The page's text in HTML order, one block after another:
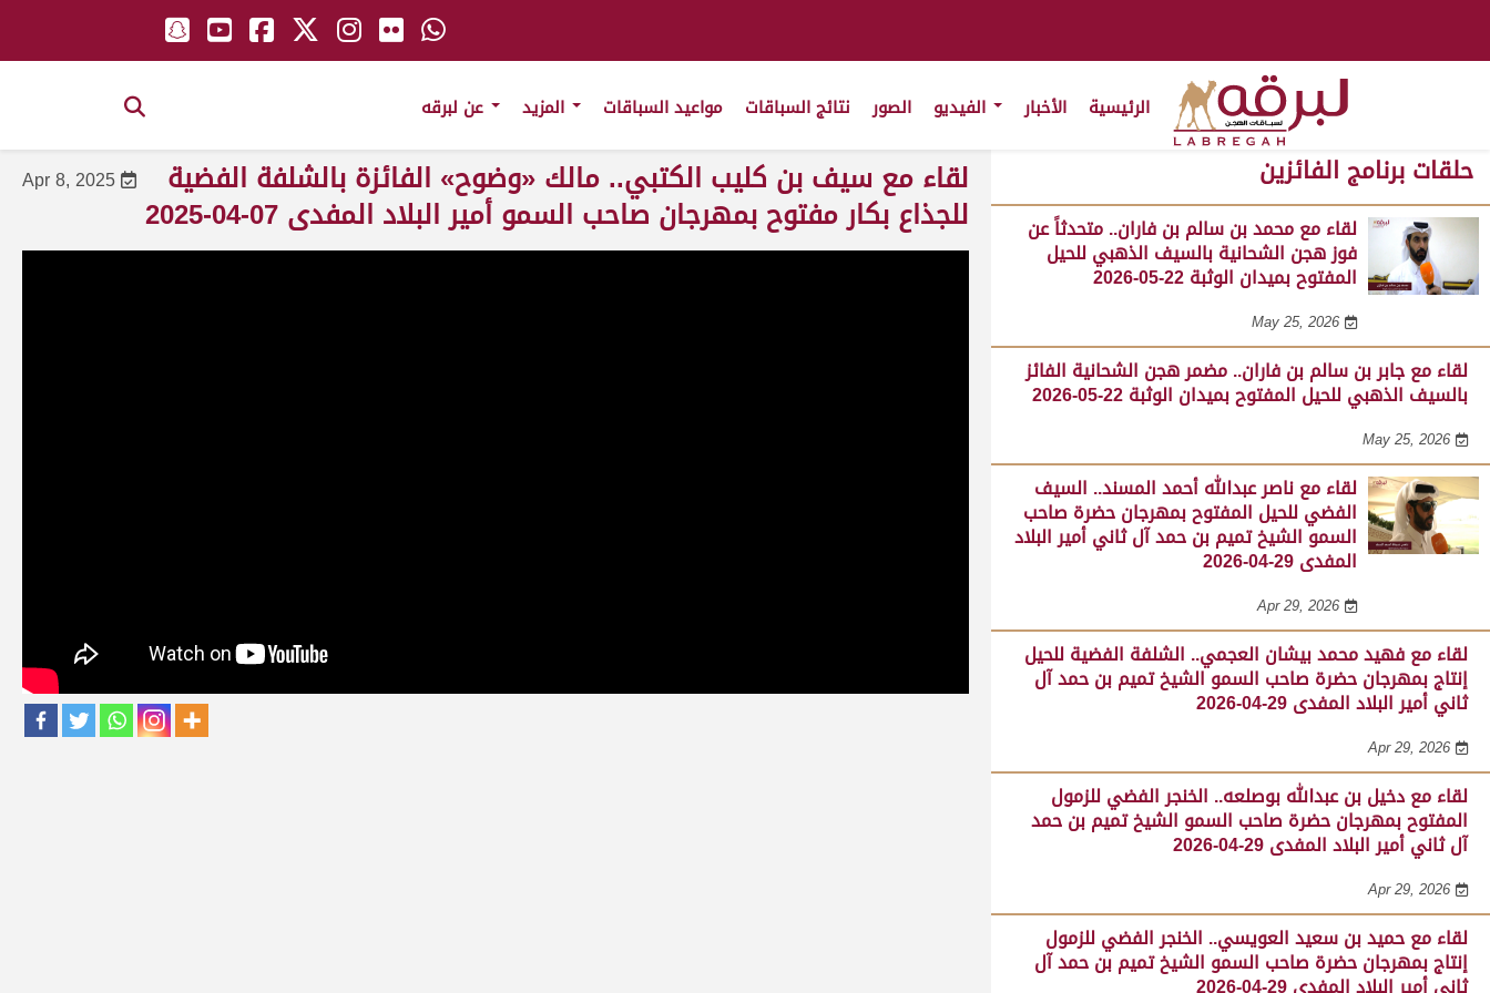
الرئيسية الأخبار الصور نتائج السباقات مواعيد السباقات
حلقات برنامج الفائزين
لقاء مع محمد بن سالم بن فاران.. متحدثاً عن
فوز هجن الشحانية بالسيف الذهبي للحيل
المفتوح بميدان الوثبة 22-05-2026
May 25, 2026
لقاء مع جابر بن سالم بن فاران.. مضمر هجن الشحانية الفائز
بالسيف الذهبي للحيل المفتوح بميدان الوثبة 22-05-2026
May 25, 2026
لقاء مع ناصر عبدالله أحمد المسند.. السيف
الفضي للحيل المفتوح بمهرجان حضرة صاحب
السمو الشيخ تميم بن حمد آل ثاني أمير البلاد
المفدى 29-04-2026
Apr 29, 2026
لقاء مع فهيد محمد بيشان العجمي.. الشلفة الفضية للحيل
إنتاج بمهرجان حضرة صاحب السمو الشيخ تميم بن حمد آل
ثاني أمير البلاد المفدى 29-04-2026
Apr 29, 2026
لقاء مع دخيل بن عبدالله بوصلعه.. الخنجر الفضي للزمول
المفتوح بمهرجان حضرة صاحب السمو الشيخ تميم بن حمد
آل ثاني أمير البلاد المفدى 29-04-2026
Apr 29, 2026
لقاء مع حميد بن سعيد العويسي.. الخنجر الفضي للزمول
إنتاج بمهرجان حضرة صاحب السمو الشيخ تميم بن حمد آل
Apr 8, 2025 لقاء مع سيف بن كليب الكتبي.. مالك «وضوح» الفائزة بالشلفة الفضية
للجذاع بكار مفتوح بمهرجان صاحب السمو أمير البلاد المفدى 07-04-2025